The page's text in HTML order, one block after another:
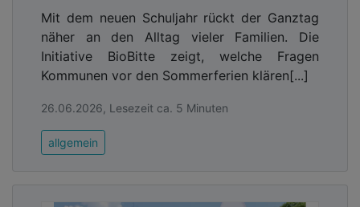
Mit dem neuen Schuljahr rückt der Ganztag
näher an den Alltag vieler Familien. Die
Initiative BioBitte zeigt, welche Fragen
Kommunen vor den Sommerferien klären[...]
26.06.2026, Lesezeit ca. 5 Minuten
allgemein